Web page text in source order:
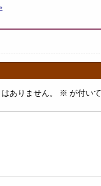
ありません。 ※ が付い